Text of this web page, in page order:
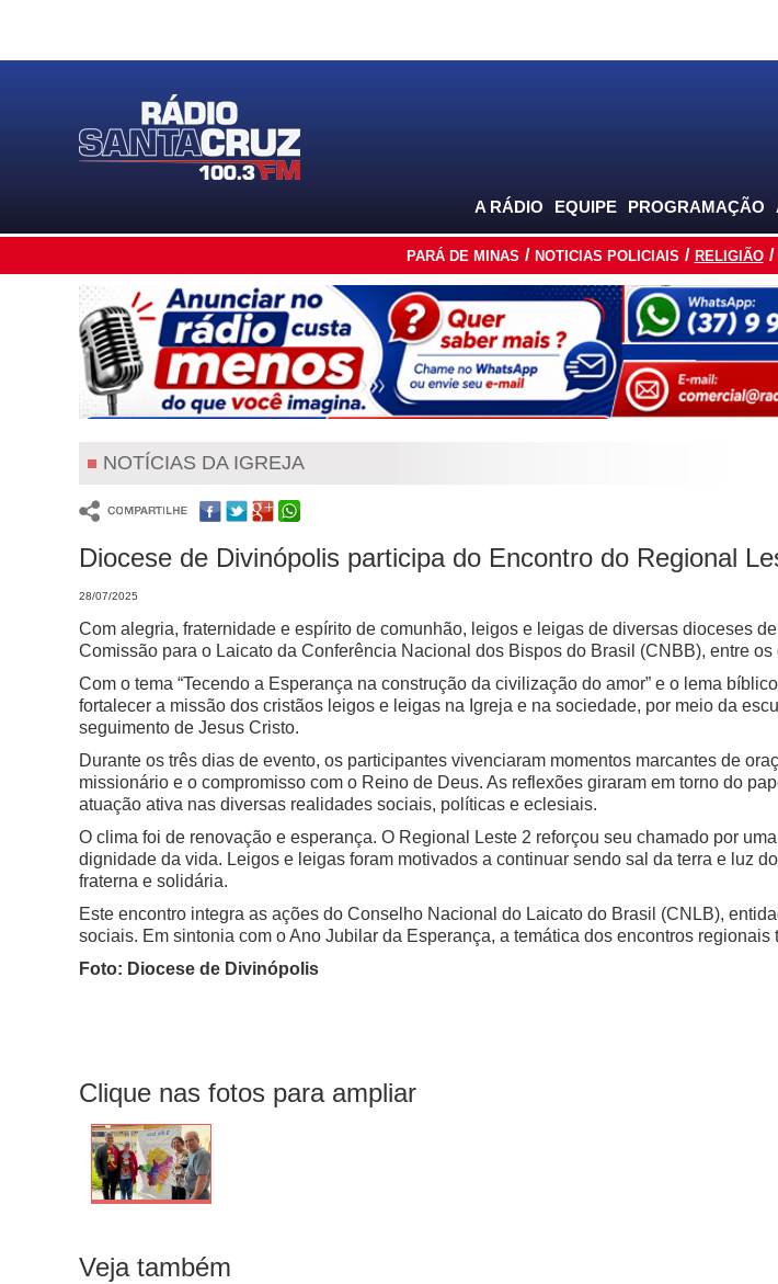
A RÁDIO EQUIPE PROGRAMAÇÃO
PARÁ DE MINAS NOTICIAS POLICIAIS RELIGIÃO
NOTÍCIAS DA IGREJA
Diocese de Divinópolis participa do Encontro do Regional
28/07/2025
Com alegria, fraternidade e espírito de comunhão, leigos e leigas de diversas dioceses
Comissão para o Laicato da Conferência Nacional dos Bispos do Brasil (CNBB), entre
Com o tema “Tecendo a Esperança na construção da civilização do amor” e o lema
fortalecer a missão dos cristãos leigos e leigas na Igreja e na sociedade, por meio da
seguimento de Jesus Cristo.
Durante os três dias de evento, os participantes vivenciaram momentos marcantes de
missionário e o compromisso com o Reino de Deus. As reflexões giraram em torno do
atuação ativa nas diversas realidades sociais, políticas e eclesiais.
O clima foi de renovação e esperança. O Regional Leste 2 reforçou seu chamado por
dignidade da vida. Leigos e leigas foram motivados a continuar sendo sal da terra e luz
fraterna e solidária.
Este encontro integra as ações do Conselho Nacional do Laicato do Brasil (CNLB),
sociais. Em sintonia com o Ano Jubilar da Esperança, a temática dos encontros
Foto: Diocese de Divinópolis
Clique nas fotos para ampliar
Veja também